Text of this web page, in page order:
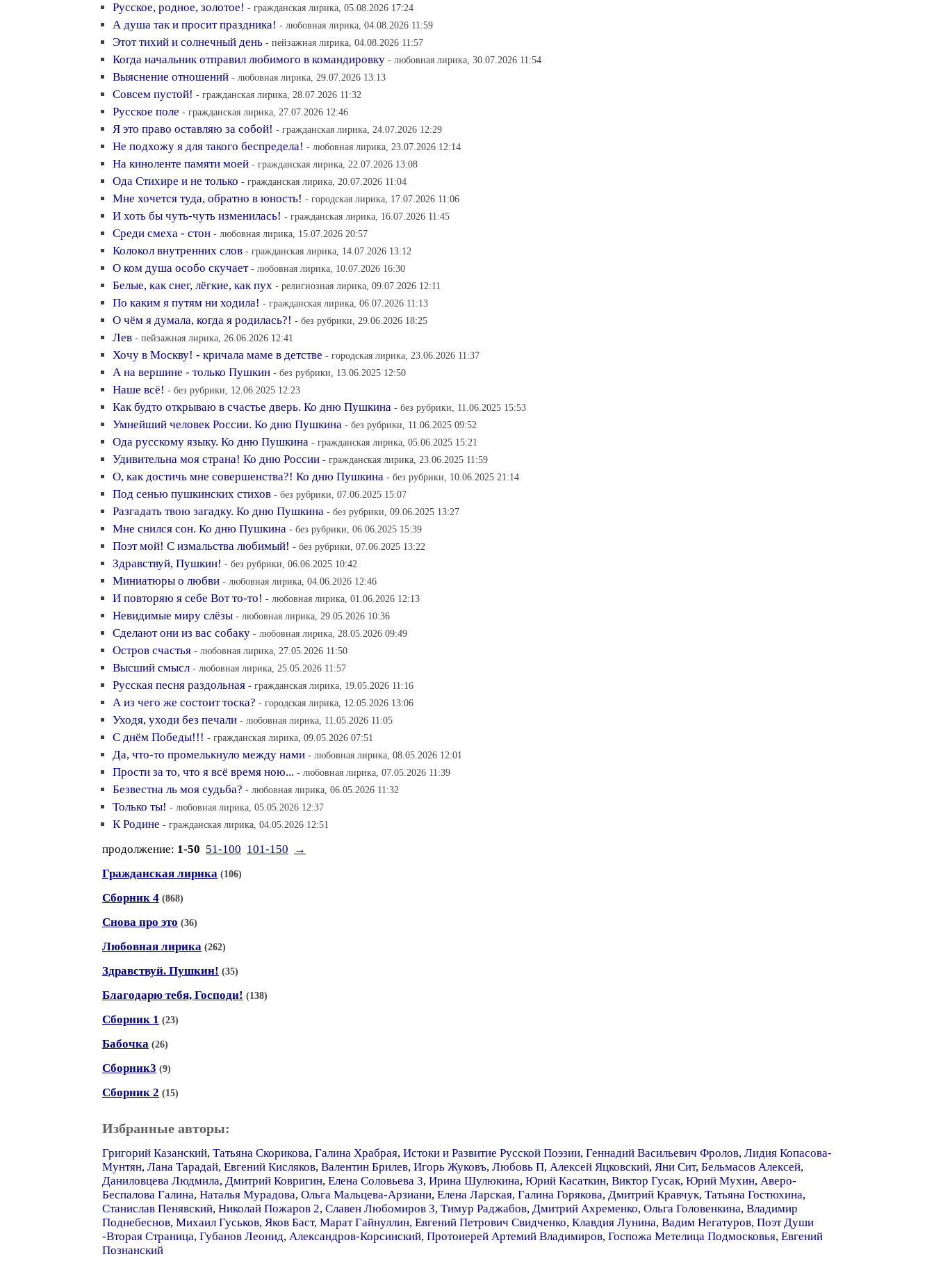
Русское, родное, золотое! - гражданская лирика, 05.08.2026 17:24
А душа так и просит праздника! - любовная лирика, 04.08.2026 11:59
Этот тихий и солнечный день - пейзажная лирика, 04.08.2026 11:57
Когда начальник отправил любимого в командировку - любовная лирика, 30.07.2026 11:54
Выяснение отношений - любовная лирика, 29.07.2026 13:13
Совсем пустой! - гражданская лирика, 28.07.2026 11:32
Русское поле - гражданская лирика, 27.07.2026 12:46
Я это право оставляю за собой! - гражданская лирика, 24.07.2026 12:29
Не подхожу я для такого беспредела! - любовная лирика, 23.07.2026 12:14
На киноленте памяти моей - гражданская лирика, 22.07.2026 13:08
Ода Стихире и не только - гражданская лирика, 20.07.2026 11:04
Мне хочется туда, обратно в юность! - городская лирика, 17.07.2026 11:06
И хоть бы чуть-чуть изменилась! - гражданская лирика, 16.07.2026 11:45
Среди смеха - стон - любовная лирика, 15.07.2026 20:57
Колокол внутренних слов - гражданская лирика, 14.07.2026 13:12
О ком душа особо скучает - любовная лирика, 10.07.2026 16:30
Белые, как снег, лёгкие, как пух - религиозная лирика, 09.07.2026 12:11
По каким я путям ни ходила! - гражданская лирика, 06.07.2026 11:13
О чём я думала, когда я родилась?! - без рубрики, 29.06.2026 18:25
Лев - пейзажная лирика, 26.06.2026 12:41
Хочу в Москву! - кричала маме в детстве - городская лирика, 23.06.2026 11:37
А на вершине - только Пушкин - без рубрики, 13.06.2025 12:50
Наше всё! - без рубрики, 12.06.2025 12:23
Как будто открываю в счастье дверь. Ко дню Пушкина - без рубрики, 11.06.2025 15:53
Умнейший человек России. Ко дню Пушкина - без рубрики, 11.06.2025 09:52
Ода русскому языку. Ко дню Пушкина - гражданская лирика, 05.06.2025 15:21
Удивительна моя страна! Ко дню России - гражданская лирика, 23.06.2025 11:59
О, как достичь мне совершенства?! Ко дню Пушкина - без рубрики, 10.06.2025 21:14
Под сенью пушкинских стихов - без рубрики, 07.06.2025 15:07
Разгадать твою загадку. Ко дню Пушкина - без рубрики, 09.06.2025 13:27
Мне снился сон. Ко дню Пушкина - без рубрики, 06.06.2025 15:39
Поэт мой! С измальства любимый! - без рубрики, 07.06.2025 13:22
Здравствуй, Пушкин! - без рубрики, 06.06.2025 10:42
Миниатюры о любви - любовная лирика, 04.06.2026 12:46
И повторяю я себе Вот то-то! - любовная лирика, 01.06.2026 12:13
Невидимые миру слёзы - любовная лирика, 29.05.2026 10:36
Сделают они из вас собаку - любовная лирика, 28.05.2026 09:49
Остров счастья - любовная лирика, 27.05.2026 11:50
Высший смысл - любовная лирика, 25.05.2026 11:57
Русская песня раздольная - гражданская лирика, 19.05.2026 11:16
А из чего же состоит тоска? - городская лирика, 12.05.2026 13:06
Уходя, уходи без печали - любовная лирика, 11.05.2026 11:05
С днём Победы!!! - гражданская лирика, 09.05.2026 07:51
Да, что-то промелькнуло между нами - любовная лирика, 08.05.2026 12:01
Прости за то, что я всё время ною... - любовная лирика, 07.05.2026 11:39
Безвестна ль моя судьба? - любовная лирика, 06.05.2026 11:32
Только ты! - любовная лирика, 05.05.2026 12:37
К Родине - гражданская лирика, 04.05.2026 12:51
продолжение: 1-50 51-100 101-150
→
Гражданская лирика (106)
Сборник 4 (868)
Снова про это (36)
Любовная лирика (262)
Здравствуй. Пушкин! (35)
Благодарю тебя, Господи! (138)
Сборник 1 (23)
Бабочка (26)
Сборник3 (9)
Сборник 2 (15)
Избранные авторы:
Григорий Казанский, Татьяна Скорикова, Галина Храбрая, Истоки и Развитие Русской Поэзии, Геннадий Васильевич Фролов, Лидия Копасова-
Мунтян, Лана Тарадай, Евгений Кисляков, Валентин Брилев, Игорь Жуковъ, Любовь П, Алексей Яцковский, Яни Сит, Бельмасов Алексей,
Даниловцева Людмила, Дмитрий Ковригин, Елена Соловьева 3, Ирина Шулюкина, Юрий Касаткин, Виктор Гусак, Юрий Мухин, Аверо-
Беспалова Галина, Наталья Мурадова, Ольга Мальцева-Арзиани, Елена Ларская, Галина Горякова, Дмитрий Кравчук, Татьяна Гостюхина,
Станислав Пенявский, Николай Пожаров 2, Славен Любомиров 3, Тимур Раджабов, Дмитрий Ахременко, Ольга Головенкина, Владимир
Поднебеснов, Михаил Гуськов, Яков Баст, Марат Гайнуллин, Евгений Петрович Свидченко, Клавдия Лунина, Вадим Негатуров, Поэт Души
-Вторая Страница, Губанов Леонид, Александров-Корсинский, Протоиерей Артемий Владимиров, Госпожа Метелица Подмосковья, Евгений
Познанский